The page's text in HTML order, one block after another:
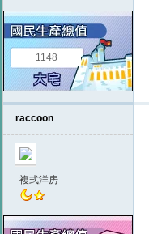
1148
raccoon
複式洋房